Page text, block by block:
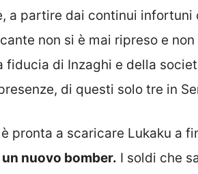
a partire dai continui infortuni
non si è mai ripreso e
fiducia di Inzaghi e della
di questi solo tre in
pronta a scaricare Lukaku a
nuovo bomber. I soldi che